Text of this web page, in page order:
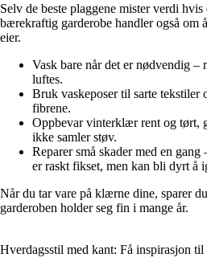
Selv de beste plaggene mister verdi
bærekraftig garderobe handler også om
eier.
Vask bare når det er nødvendig –
luftes.
Bruk vaskeposer til sarte tekstiler
fibrene.
Oppbevar vinterklær rent og tørt,
ikke samler støv.
Reparer små skader med en
er raskt fikset, men kan bli dyrt å
Når du tar vare på klærne dine, sparer
garderoben holder seg fin i mange år.
Hverdagsstil med kant: Få inspirasjon